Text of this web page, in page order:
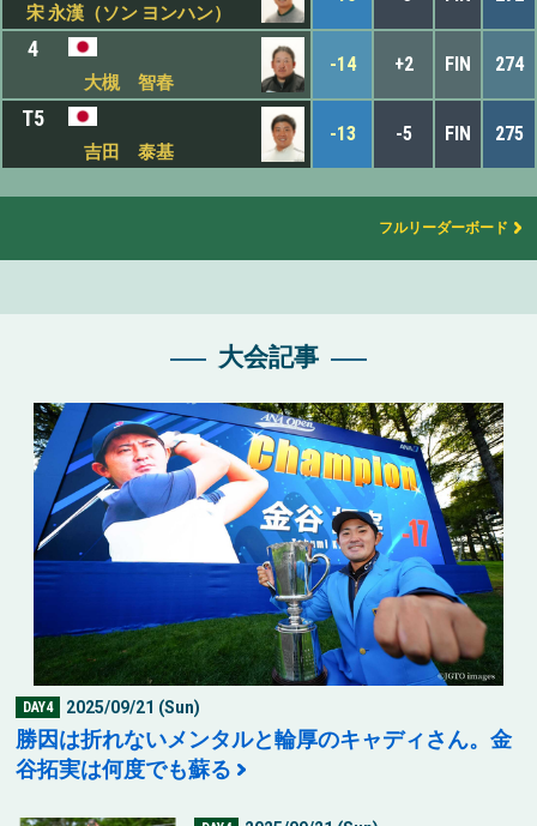
宋 永漢（ソン ヨンハン）
4
大槻 智春
-14 +2 FIN 274
T5
吉田 泰基
-13 -5 FIN 275
フルリーダーボード
大会記事
DAY4 2025/09/21 (Sun)
勝因は折れないメンタルと輪厚のキャディさん。金
谷拓実は何度でも蘇る